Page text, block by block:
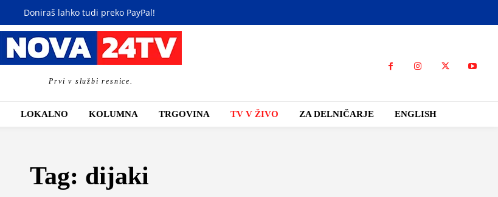
Doniraš lahko tudi preko PayPal!
Prvi v službi resnice.
LOKALNO KOLUMNA TRGOVINA TV V ŽIVO ZA DELNIČARJE ENGLISH
Tag: dijaki